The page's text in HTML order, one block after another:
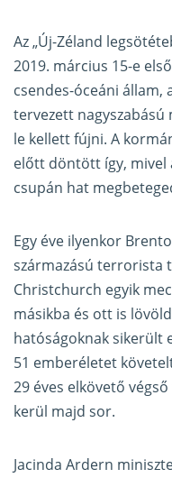
Az „Új-Zéland
2019. március 15-e
csendes-óceáni állam,
tervezett nagyszabású
le kellett fújni. A
előtt döntött így, mivel
csupán hat
Egy éve ilyenkor
származású terrorista
Christchurch egyik
másikba és ott is
hatóságoknak sikerült
51 emberéletet
29 éves elkövető
kerül majd sor.
Jacinda Ardern